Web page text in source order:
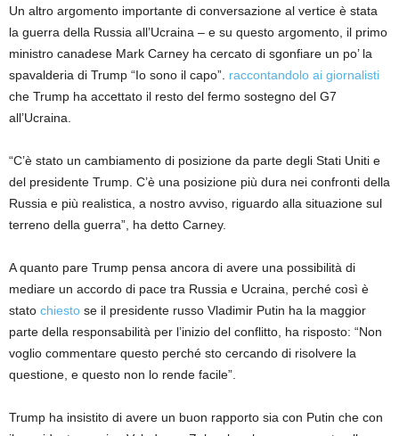
Un altro argomento importante di conversazione al vertice è stata
la guerra della Russia all’Ucraina – e su questo argomento, il primo
ministro canadese Mark Carney ha cercato di sgonfiare un po’ la
spavalderia di Trump “Io sono il capo”. raccontandolo ai giornalisti
che Trump ha accettato il resto del fermo sostegno del G7
all’Ucraina.
“C’è stato un cambiamento di posizione da parte degli Stati Uniti e
del presidente Trump. C’è una posizione più dura nei confronti della
Russia e più realistica, a nostro avviso, riguardo alla situazione sul
terreno della guerra”, ha detto Carney.
A quanto pare Trump pensa ancora di avere una possibilità di
mediare un accordo di pace tra Russia e Ucraina, perché così è
stato chiesto se il presidente russo Vladimir Putin ha la maggior
parte della responsabilità per l’inizio del conflitto, ha risposto: “Non
voglio commentare questo perché sto cercando di risolvere la
questione, e questo non lo rende facile”.
Trump ha insistito di avere un buon rapporto sia con Putin che con